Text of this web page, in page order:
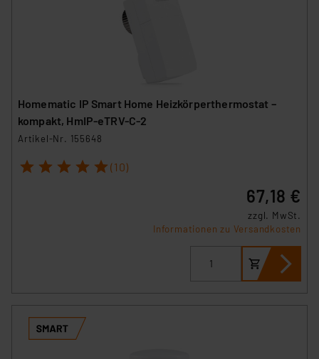
Homematic IP Smart Home Heizkörperthermostat –
kompakt, HmIP-eTRV-C-2
Artikel-Nr. 155648
1 2 3 4 5 (10)
67,18 €
zzgl. MwSt.
Informationen zu Versandkosten